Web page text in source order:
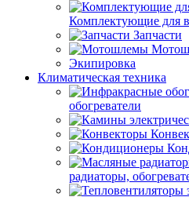
Комплектующие для
Запчасти
Экипировка
Климатическая техника
обогреватели
радиаторы,